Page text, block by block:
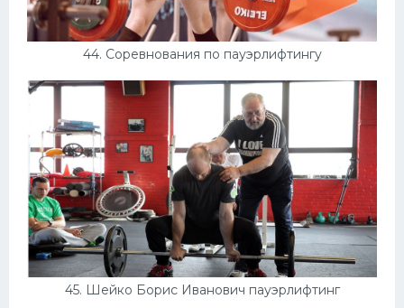
44. Соревнования по пауэрлифтингу
45. Шейко Борис Иванович пауэрлифтинг